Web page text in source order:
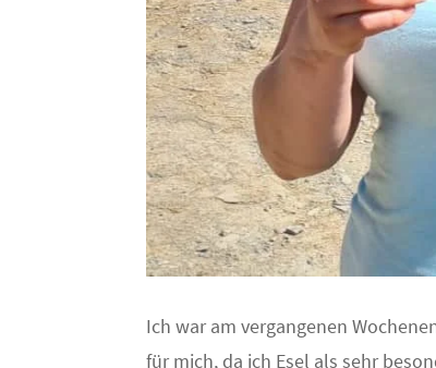
Ich war am vergangenen
für mich, da ich Esel als sehr